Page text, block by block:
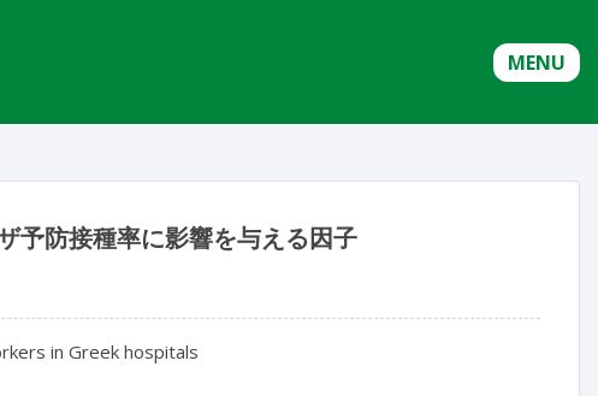
MENU
予防接種率に影響を与える因子
in Greek hospitals